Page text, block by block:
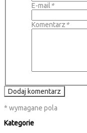
E-mail*
Komentarz*
Dodaj komentarz
* wymagane pola
Kategorie